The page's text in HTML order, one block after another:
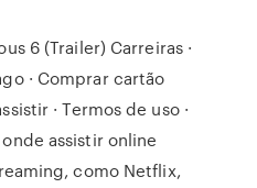
6 (Trailer) Carreiras ·
· Comprar cartão
· Termos de uso ·
assistir online
como Netflix,